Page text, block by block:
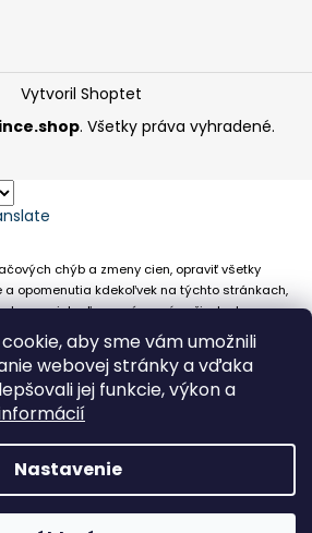
aby sme vám umožnili
webovej stránky a vďaka
jej funkcie, výkon a
Nastavenie
Vytvoril Shoptet
. Všetky práva vyhradené.
chýb a zmeny cien, opraviť všetky
a opomenutia kdekoľvek na týchto stránkach,
zamietnuť neoprávnenú požiadavku na
sa môžu vyskytnúť technické
chyby alebo opomenutia v súvislosti s
na týchto stránkach, nevyplýva nám žiadna
v prípade, že sa spoliehajú na nepresné
týchto stránkach.